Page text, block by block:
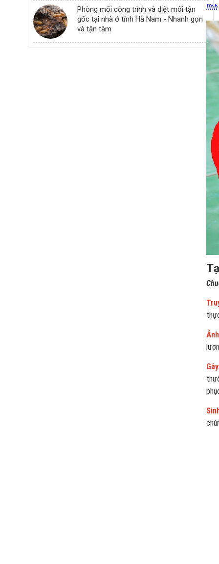
Phòng mối công trình và diệt mối tận
gốc tại nhà ở tỉnh Hà Nam - Nhanh gọn
và tận tâm
lĩnh